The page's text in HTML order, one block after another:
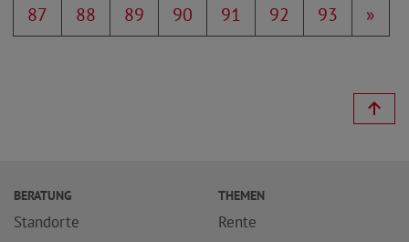
87
88 89 90 91 92 93 »
BERATUNG
Standorte
THEMEN
Rente